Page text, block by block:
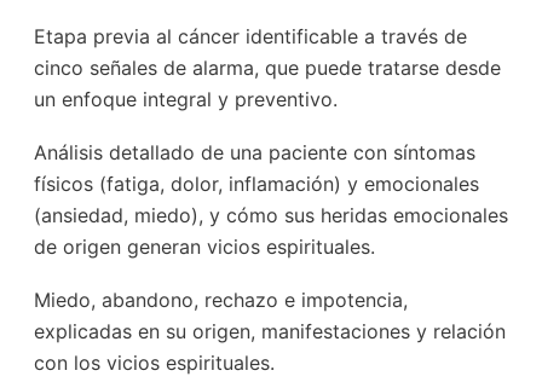
Etapa previa al cáncer identificable a través de
cinco señales de alarma, que puede tratarse desde
un enfoque integral y preventivo.
Análisis detallado de una paciente con síntomas
físicos (fatiga, dolor, inflamación) y emocionales
(ansiedad, miedo), y cómo sus heridas emocionales
de origen generan vicios espirituales.
Miedo, abandono, rechazo e impotencia,
explicadas en su origen, manifestaciones y relación
con los vicios espirituales.